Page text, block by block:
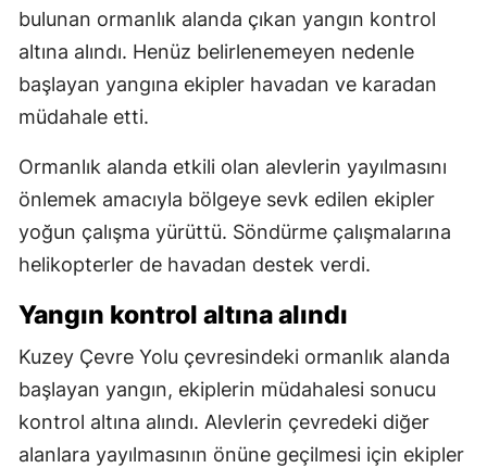
bulunan ormanlık alanda çıkan yangın kontrol
altına alındı. Henüz belirlenemeyen nedenle
başlayan yangına ekipler havadan ve karadan
müdahale etti.
Ormanlık alanda etkili olan alevlerin yayılmasını
önlemek amacıyla bölgeye sevk edilen ekipler
yoğun çalışma yürüttü. Söndürme çalışmalarına
helikopterler de havadan destek verdi.
Yangın kontrol altına alındı
Kuzey Çevre Yolu çevresindeki ormanlık alanda
başlayan yangın, ekiplerin müdahalesi sonucu
kontrol altına alındı. Alevlerin çevredeki diğer
alanlara yayılmasının önüne geçilmesi için ekipler